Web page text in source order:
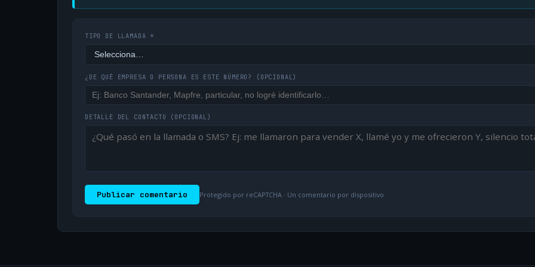
TIPO DE LLAMADA *
¿DE QUÉ EMPRESA O PERSONA ES ESTE NÚMERO? (OPCIONAL)
DETALLE DEL CONTACTO (OPCIONAL)
Publicar comentario Protegido por reCAPTCHA · Un comentario por dispositivo